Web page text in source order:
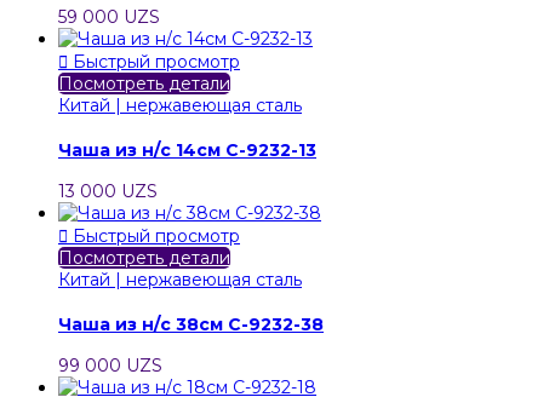
59 000 UZS
 Быстрый просмотр
Посмотреть детали
Китай | нержавеющая сталь
Чаша из н/с 14см C-9232-13
13 000 UZS
 Быстрый просмотр
Посмотреть детали
Китай | нержавеющая сталь
Чаша из н/с 38см C-9232-38
99 000 UZS